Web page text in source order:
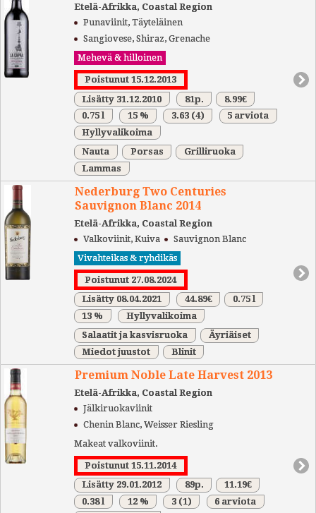
Etelä-Afrikka, Coastal Region
Punaviinit, Täyteläinen
Sangiovese, Shiraz, Grenache
Mehevä & hilloinen
Poistunut 15.12.2013
Lisätty 31.12.2010
81p.
8.99€
0.75 l
15 % 3.63 (4)
5 arviota
Hyllyvalikoima
Nauta
Porsas
Grilliruoka
Lammas
Nederburg Two Centuries
Sauvignon Blanc 2014
Etelä-Afrikka, Coastal Region
Valkoviinit, Kuiva
Sauvignon Blanc
Vivahteikas & ryhdikäs
Poistunut 27.08.2024
Lisätty 08.04.2021
44.89€
0.75 l
13 %
Hyllyvalikoima
Salaatit ja kasvisruoka
Äyriäiset
Miedot juustot
Blinit
Premium Noble Late Harvest 2013
Etelä-Afrikka, Coastal Region
Jälkiruokaviinit
Chenin Blanc, Weisser Riesling
Makeat valkoviinit.
Poistunut 15.11.2014
Lisätty 29.01.2012
89p.
11.19€
0.38 l
12 % 3 (1)
6 arviota